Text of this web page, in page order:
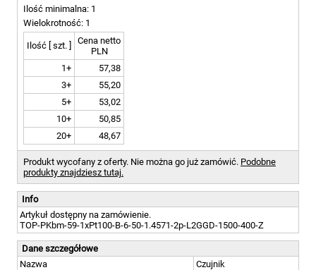
Ilość minimalna: 1
Wielokrotność: 1
Ilość [ szt. ]
Cena netto
PLN
1+
57,38
3+
55,20
5+
53,02
10+
50,85
20+
48,67
Produkt wycofany z oferty. Nie można go już zamówić. Podobne
produkty znajdziesz tutaj.
Info
Artykuł dostępny na zamówienie.
TOP-PKbm-59-1xPt100-B-6-50-1.4571-2p-L2GGD-1500-400-Z
Dane szczegółowe
Nazwa
Czujnik